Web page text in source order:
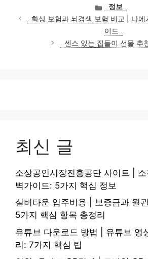
카
테
고
리
정보
화상 보험과 뇌경색 보험 비교 | 나
이드
센스 있는 집들이 선물 추
최신 글
소상공인시장진흥공단 사이트 |
벽가이드: 5가지 핵심 정보
실버타운 입주비용 | 보증금과 월
5가지 핵심 항목 총정리
유튜브 다운로드 방법 | 유튜브 영
리: 7가지 핵심 팁